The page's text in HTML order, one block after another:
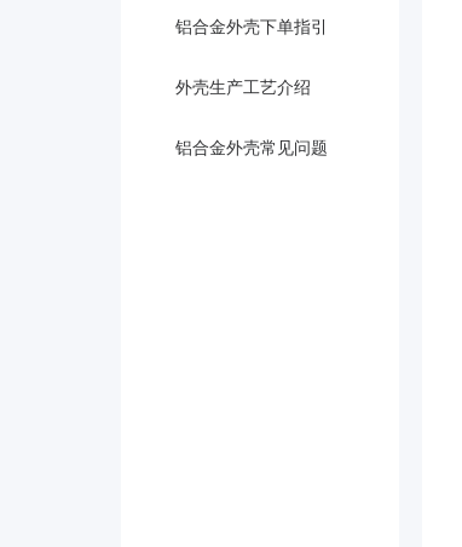
铝合金外壳下单指引
外壳生产工艺介绍
铝合金外壳常见问题